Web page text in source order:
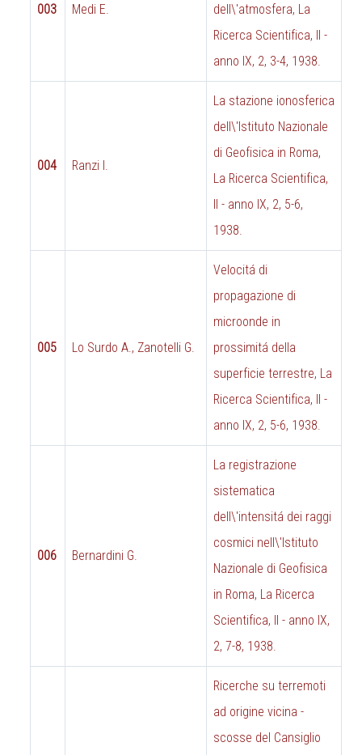
003 Medi E.
dell\'atmosfera, La
Ricerca Scientifica, II -
anno IX, 2, 3-4, 1938.
004 Ranzi I.
La stazione ionosferica
dell\'Istituto Nazionale
di Geofisica in Roma,
La Ricerca Scientifica,
II - anno IX, 2, 5-6,
1938.
005 Lo Surdo A., Zanotelli G.
Velocitá di
propagazione di
microonde in
prossimitá della
superficie terrestre, La
Ricerca Scientifica, II -
anno IX, 2, 5-6, 1938.
006 Bernardini G.
La registrazione
sistematica
dell\'intensitá dei raggi
cosmici nell\'Istituto
Nazionale di Geofisica
in Roma, La Ricerca
Scientifica, II - anno IX,
2, 7-8, 1938.
Ricerche su terremoti
ad origine vicina -
scosse del Cansiglio